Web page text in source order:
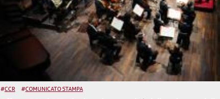
#CCR #COMUNICATO STAMPA